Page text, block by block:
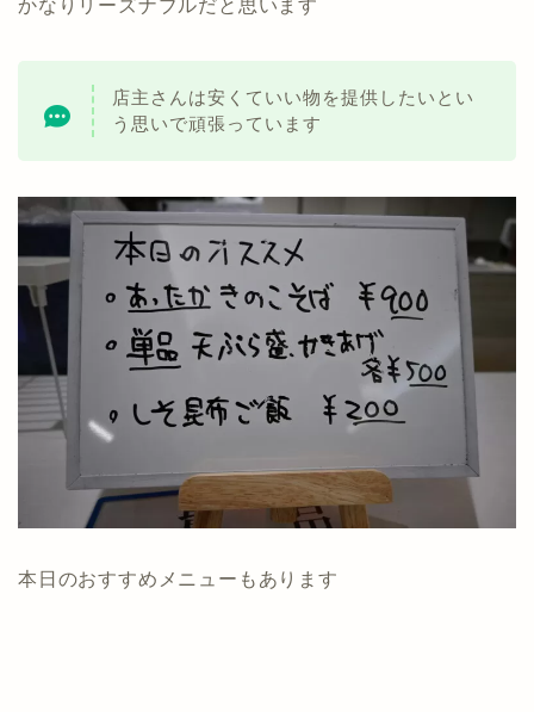
かなりリーズナブルだと思います
店主さんは安くていい物を提供したいとい
う思いで頑張っています
本日のおすすめメニューもあります